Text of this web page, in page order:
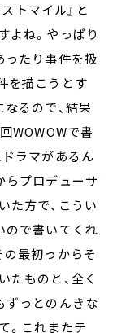
トマイル』と
よね。やっぱり
ったり事件を扱
を描こうとす
るので、結果
WOWOWで書
ラマがあるん
らプロデューサ
た方で、こうい
ので書いてくれ
の最初っからそ
ものと、全く
ずっとのんきな
。これまたテ